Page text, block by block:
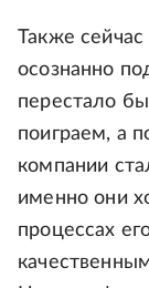
Также
осознанно
перестало
поиграем, а
компании
именно они
процессах